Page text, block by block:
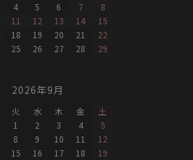
4 5 6 7
8
11 12 13 14
15
18 19 20 21
22
25 26 27 28
29
2026年9月
火 水 木 金
土
1
2 3 4
5
8 9 10 11
12
15 16 17 18
19